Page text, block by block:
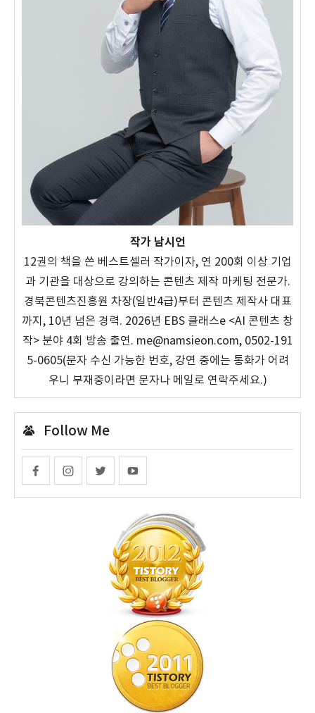
작가 남시언
12권의 책을 쓴 베스트셀러 작가이자, 연 200회 이상 기업
과 기관을 대상으로 강의하는 콘텐츠 제작 마케팅 전문가.
경북콘텐츠진흥원 차장(일반4급)부터 콘텐츠 제작사 대표
까지, 10년 넘은 경력. 2026년 EBS 클래스e <AI 콘텐츠 창
작> 분야 4회 방송 출연. me@namsieon.com, 0502-191
5-0605(문자 수신 가능한 번호, 강연 중에는 통화가 어려
우니 부재중이라면 문자나 메일로 연락주세요.)
Follow Me